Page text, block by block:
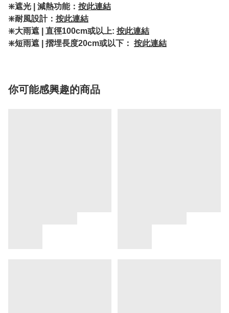
❇️遮光 | 減熱功能： 按此連結
❇️耐風設計： 按此連結
❇️大雨遮 | 直徑100cm或以上: 按此連結
❇️短雨遮 | 摺埋長度20cm或以下： 按此連結
你可能感興趣的商品